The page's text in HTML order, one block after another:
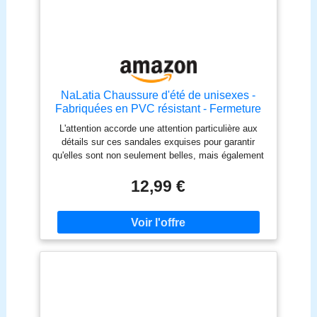
NaLatia Chaussure d'été de unisexes -
Fabriquées en PVC résistant - Fermeture
à boucle - Pour la plage et la rivière -
Sandales d'été pour femmes et hommes
L'attention accorde une attention particulière aux
détails sur ces sandales exquises pour garantir
qu'elles sont non seulement belles, mais également
continue. Parfait pour la vie quotidienne, les
vacances, les sorties, la randonnée et plus encore.
Parfait pour la maison, les manteaux, les
vêtements décontractés, les fêtes, le sport. sandale
plate femme- sandale compensée femme- sandales
orthopédiques femme- sandals pour femme-
12,99 €